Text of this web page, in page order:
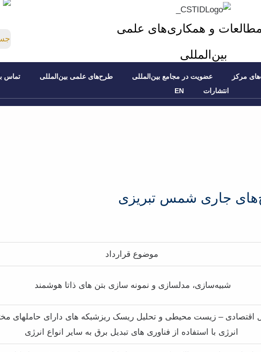
و همکاری‌های علمی
بین‌المللی
مرکز عضویت در مجامع بین‌المللی طرح‌های علمی بین‌المللی تماس
انتشارات
EN
جاری شمس تبریزی
موضوع قرارداد
شبیه‌سازی، مدلسازی و نمونه سازی بتن های ذاتا هوشمند
اقتصادی – زیست محیطی و تحلیل ریسک ریزشبکه های دارای حاملهای
انرژی با استفاده از فناوری های تبدیل برق به سایر انواع انرژی